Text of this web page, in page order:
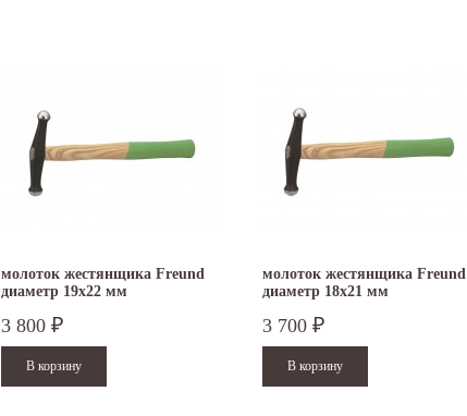
молоток жестянщика Freund
диаметр 19х22 мм
3 800 ₽
молоток жестянщика Freund
диаметр 18х21 мм
3 700 ₽